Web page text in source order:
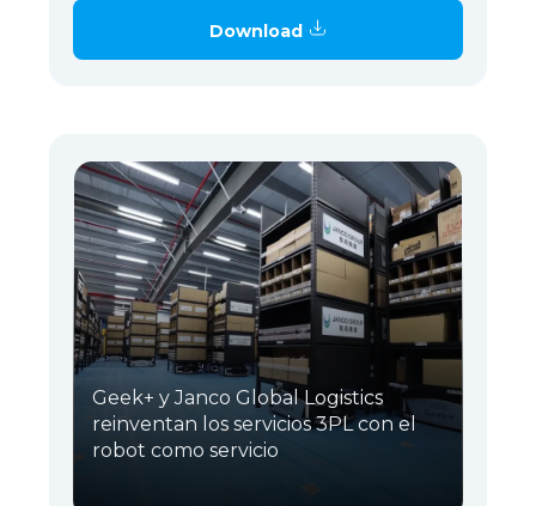
Download
Geek+ y Janco Global Logistics
reinventan los servicios 3PL con el
robot como servicio